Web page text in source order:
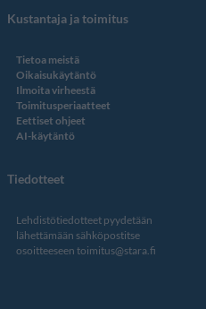
Kustantaja ja toimitus
Tietoa meistä
Oikaisukäytäntö
Ilmoita virheestä
Toimitusperiaatteet
Eettiset ohjeet
AI-käytäntö
Tiedotteet
Lehdistötiedotteet pyydetään
lähettämään sähköpostitse
osoitteeseen toimitus@stara.fi